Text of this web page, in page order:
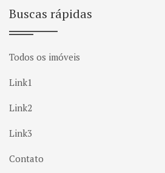
Buscas rápidas
Todos os imóveis
Link1
Link2
Link3
Contato